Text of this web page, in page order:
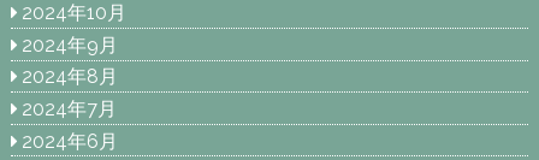
2024年10月
2024年9月
2024年8月
2024年7月
2024年6月